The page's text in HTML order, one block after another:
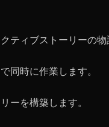
ティブストーリーの
同時に作業します。
ーを構築します。